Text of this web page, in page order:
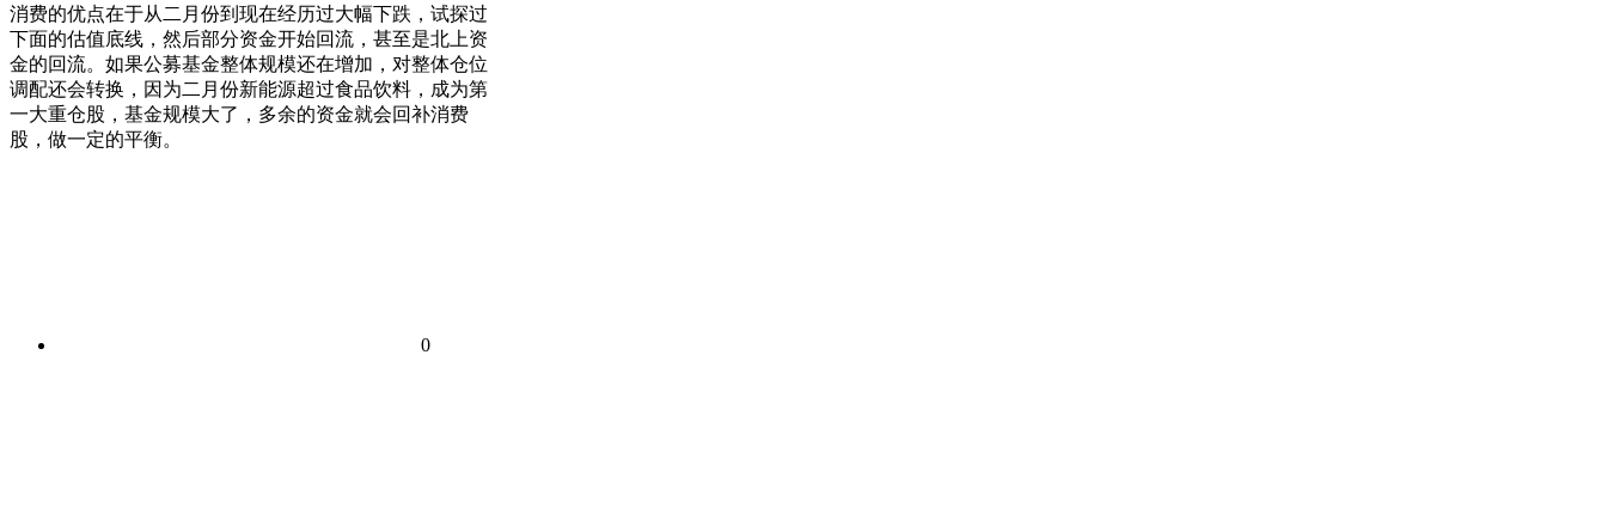
消费的优点在于从二月份到现在经历过大幅下跌，试探过
下面的估值底线，然后部分资金开始回流，甚至是北上资
金的回流。如果公募基金整体规模还在增加，对整体仓位
调配还会转换，因为二月份新能源超过食品饮料，成为第
一大重仓股，基金规模大了，多余的资金就会回补消费
股，做一定的平衡。
0